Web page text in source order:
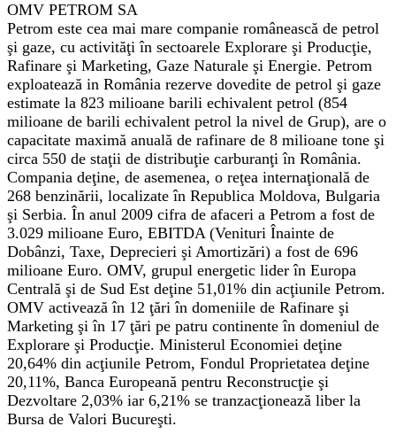
OMV PETROM SA
Petrom este cea mai mare companie românească de petrol
şi gaze, cu activităţi în sectoarele Explorare şi Producţie,
Rafinare şi Marketing, Gaze Naturale şi Energie. Petrom
exploatează in România rezerve dovedite de petrol şi gaze
estimate la 823 milioane barili echivalent petrol (854
milioane de barili echivalent petrol la nivel de Grup), are o
capacitate maximă anuală de rafinare de 8 milioane tone şi
circa 550 de staţii de distribuţie carburanţi în România.
Compania deţine, de asemenea, o reţea internaţională de
268 benzinării, localizate în Republica Moldova, Bulgaria
şi Serbia. În anul 2009 cifra de afaceri a Petrom a fost de
3.029 milioane Euro, EBITDA (Venituri Înainte de
Dobânzi, Taxe, Deprecieri şi Amortizări) a fost de 696
milioane Euro. OMV, grupul energetic lider în Europa
Centrală şi de Sud Est deţine 51,01% din acţiunile Petrom.
OMV activează în 12 ţări în domeniile de Rafinare şi
Marketing şi în 17 ţări pe patru continente în domeniul de
Explorare şi Producţie. Ministerul Economiei deţine
20,64% din acţiunile Petrom, Fondul Proprietatea deţine
20,11%, Banca Europeană pentru Reconstrucţie şi
Dezvoltare 2,03% iar 6,21% se tranzacţionează liber la
Bursa de Valori Bucureşti.